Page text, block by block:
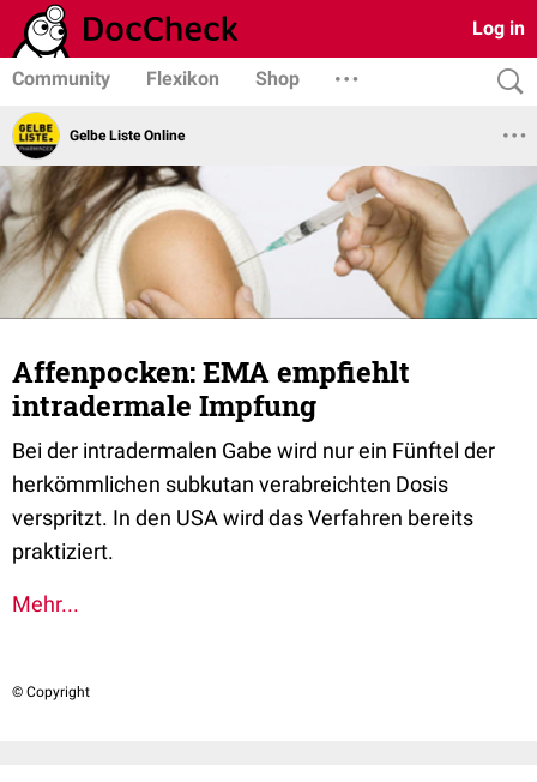
Log in
Community Flexikon Shop
Gelbe Liste Online
Affenpocken: EMA empfiehlt
intradermale Impfung
Bei der intradermalen Gabe wird nur ein Fünftel der
herkömmlichen subkutan verabreichten Dosis
verspritzt. In den USA wird das Verfahren bereits
praktiziert.
Mehr...
© Copyright